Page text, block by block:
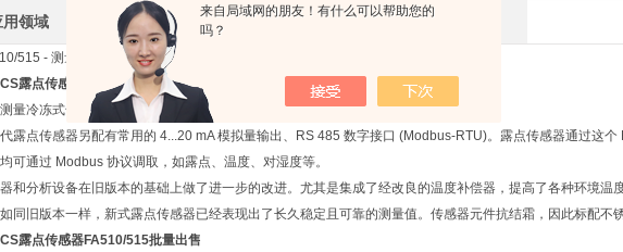
来自局域网的朋友！有什么可以帮助您的
吗？
用领域 环保
515 - 测量吸附式干燥机内部湿度的露点传感器
露点传感器FA510/515批量出售
量冷冻式干燥机 -80 至 20°Ctd 的湿度
露点传感器另配有常用的 4...20 mA 模拟量输出、RS 485 数字接口 (Modbus-RTU)。露点传感器通过这
可通过 Modbus 协议调取，如露点、温度、对湿度等。
和分析设备在旧版本的基础上做了进一步的改进。尤其是集成了经改良的温度补偿器，提高了各种环境温
同旧版本一样，新式露点传感器已经表现出了长久稳定且可靠的测量值。传感器元件抗结霜，因此标配不
露点传感器FA510/515批量出售